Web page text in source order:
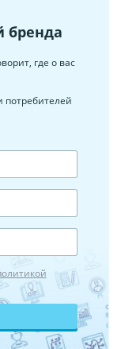
бренда
где о вас
потребителей